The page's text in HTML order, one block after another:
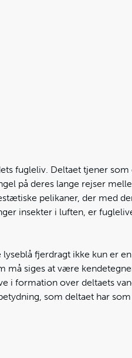
fugleliv. Deltaet tjener
på deres lange rejser
pelikaner, der med
insekter i luften, er
fjerdragt ikke kun er
må siges at være
i formation over deltaets
som deltaet har